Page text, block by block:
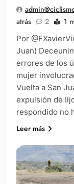
atrás
2 1
Por
Juan)
errores de los
mujer
Vuelta a San
expulsión de
respondido no
Leer más